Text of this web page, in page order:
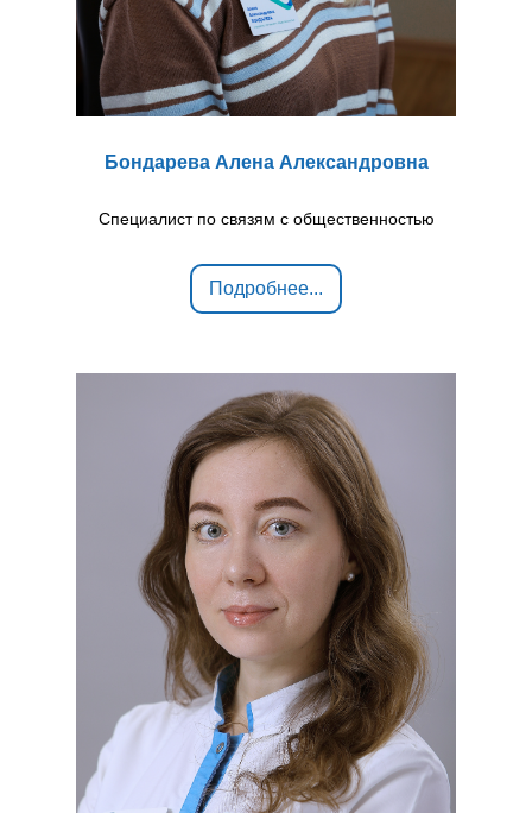
Бондарева Алена Александровна
Специалист по связям с общественностью
Подробнее...